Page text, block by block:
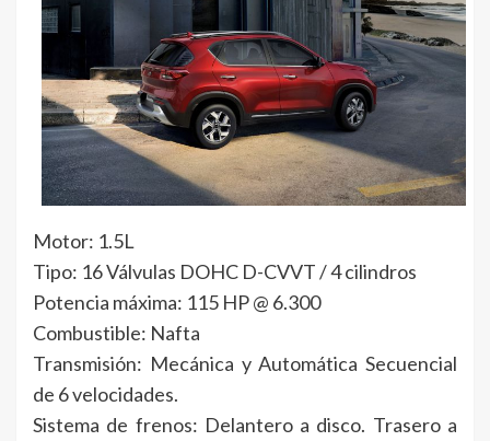
Motor: 1.5L
Tipo: 16 Válvulas DOHC D-CVVT / 4 cilindros
Potencia máxima: 115 HP @ 6.300
Combustible: Nafta
Transmisión: Mecánica y Automática Secuencial
de 6 velocidades.
Sistema de frenos: Delantero a disco. Trasero a